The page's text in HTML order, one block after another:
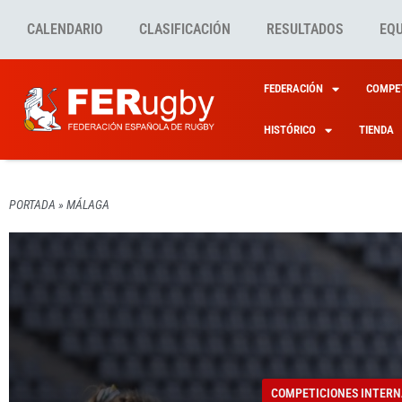
CALENDARIO CLASIFICACIÓN RESULTADOS
FEDERACIÓN
HISTÓRICO TIENDA
PORTADA » MÁLAGA
COMPETICIONES
EKI
COMPETICIONES
COMPETICIONES
TODO
COMPETICIONES
COMPETICIONES